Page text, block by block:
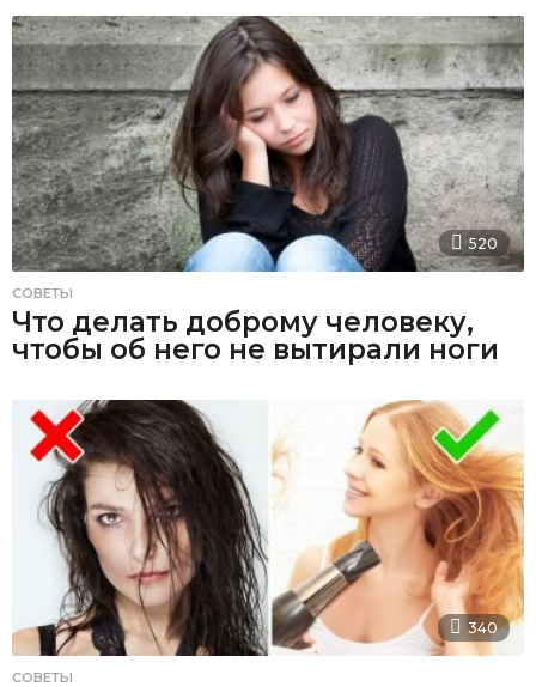
520
СОВЕТЫ
Что делать доброму человеку,
чтобы об него не вытирали ноги
340
СОВЕТЫ